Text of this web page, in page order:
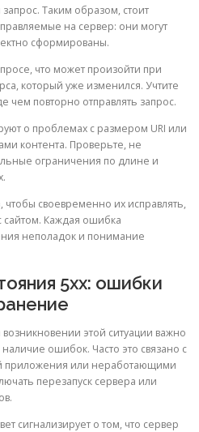
Таким образом, стоит
на сервер: они могут
сформированы.
что может произойти при
который уже изменился. Учтите
повторно отправлять запрос.
о проблемах с размером URI или
контента. Проверьте, не
ограничения по длине и
своевременно их исправлять,
сайтом. Каждая ошибка
неполадок и понимание
5xx: ошибки
возникновении этой ситуации важно
ошибок. Часто это связано с
приложения или неработающими
перезапуск сервера или
сигнализирует о том, что сервер